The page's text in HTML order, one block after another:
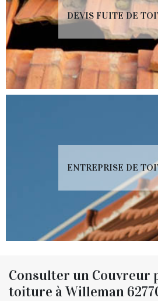
DEVIS FUITE DE
ENTREPRISE DE
Consulter un Couvreur
toiture à Willeman